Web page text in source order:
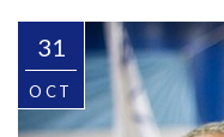
31
OCT